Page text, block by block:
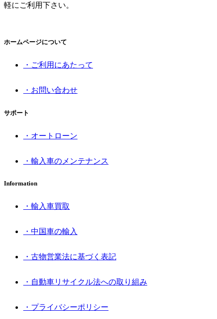
軽にご利用下さい。
ホームページについて
・ご利用にあたって
・お問い合わせ
サポート
・オートローン
・輸入車のメンテナンス
Information
・輸入車買取
・中国車の輸入
・古物営業法に基づく表記
・自動車リサイクル法への取り組み
・プライバシーポリシー